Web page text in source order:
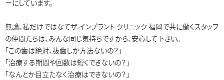
ーにしています。
無論、私だけではなてザ.インプラント クリニック 福岡で共に働くスタッフ
の仲間たちは、みんな同じ気持ちですから、安心して下さい。
「この歯は絶対、抜歯しか方法ないの？」
「治療する期間や回数は短くできないの？」
「なんとか目立たなく治療はできないの？」